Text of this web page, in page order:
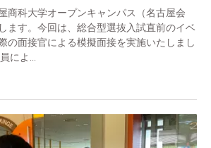
商科大学オープンキャンパス（名古屋会
ます。今回は、総合型選抜入試直前のイベ
の面接官による模擬面接を実施いたしまし
によ...